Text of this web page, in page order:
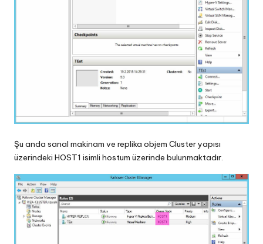
Şu anda sanal makinam ve replika objem Cluster yapısı
üzerindeki HOST1 isimli hostum üzerinde bulunmaktadır.